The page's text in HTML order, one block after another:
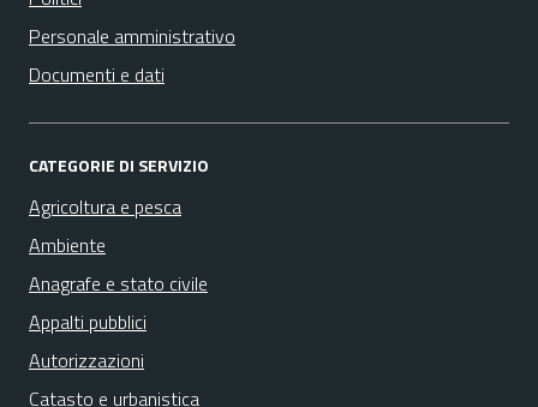
Personale amministrativo
Documenti e dati
CATEGORIE DI SERVIZIO
Agricoltura e pesca
Ambiente
Anagrafe e stato civile
Appalti pubblici
Autorizzazioni
Catasto e urbanistica